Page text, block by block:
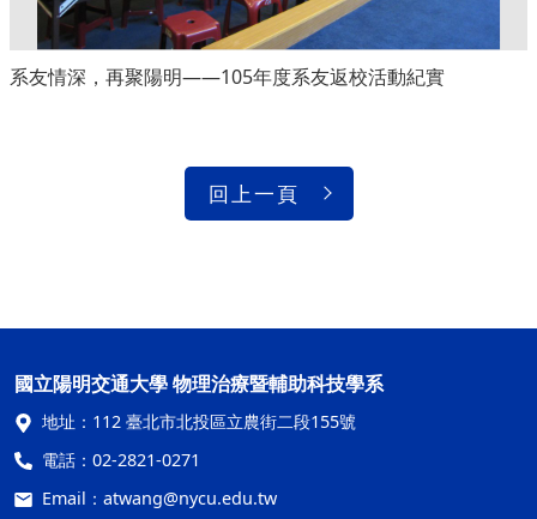
系友情深，再聚陽明——105年度系友返校活動紀實
回上一頁
國立陽明交通大學 物理治療暨輔助科技學系
地址： 112 臺北市北投區立農街二段155號
電話： 02-2821-0271
Email： atwang@nycu.edu.tw